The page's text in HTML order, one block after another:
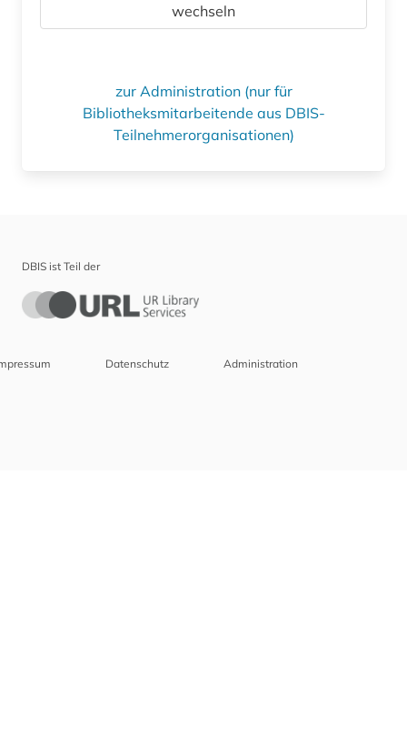
wechseln
zur Administration (nur für
Bibliotheksmitarbeitende aus DBIS-
Teilnehmerorganisationen)
DBIS ist Teil der
Datenschutz Administration